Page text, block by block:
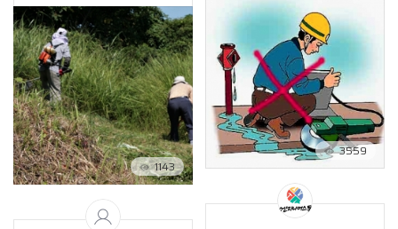
1143
3559